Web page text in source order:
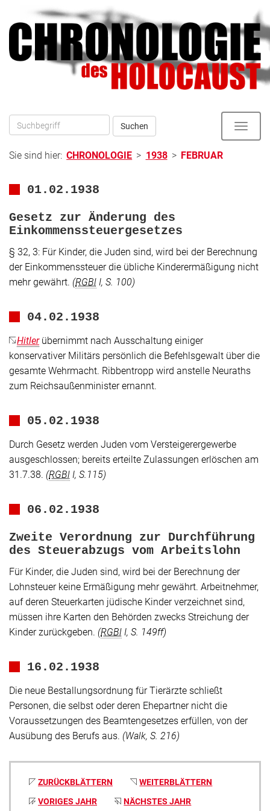
Hauptnavigation
Inhalt
Suchen
Toggle
Sie sind hier: CHRONOLOGIE > 1938 > FEBRUAR
01.02.1938
Gesetz zur Änderung des
Einkommenssteuergesetzes
§ 32, 3: Für Kinder, die Juden sind, wird bei der Berechnung
der Einkommenssteuer die übliche Kinderermäßigung nicht
mehr gewährt. (RGBl I, S. 100)
04.02.1938
Hitlerübernimmt nach Ausschaltung einiger
konservativer Militärs persönlich die Befehlsgewalt über die
gesamte Wehrmacht. Ribbentropp wird anstelle Neuraths
zum Reichsaußenminister ernannt.
05.02.1938
Durch Gesetz werden Juden vom Versteigerergewerbe
ausgeschlossen; bereits erteilte Zulassungen erlöschen am
31.7.38. (RGBl I, S.115)
06.02.1938
Zweite Verordnung zur Durchführung
des Steuerabzugs vom Arbeitslohn
Für Kinder, die Juden sind, wird bei der Berechnung der
Lohnsteuer keine Ermäßigung mehr gewährt. Arbeitnehmer,
auf deren Steuerkarten jüdische Kinder verzeichnet sind,
müssen ihre Karten den Behörden zwecks Streichung der
Kinder zurückgeben. (RGBl I, S. 149ff)
16.02.1938
Die neue Bestallungsordnung für Tierärzte schließt
Personen, die selbst oder deren Ehepartner nicht die
Voraussetzungen des Beamtengesetzes erfüllen, von der
Ausübung des Berufs aus. (Walk, S. 216)
ZURÜCKBLÄTTERN
WEITERBLÄTTERN
VORIGES JAHR
NÄCHSTES JAHR